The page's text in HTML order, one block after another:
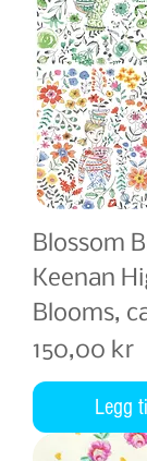
Blossom
Keenan
Blooms,
Pris
150,00 kr
Legg